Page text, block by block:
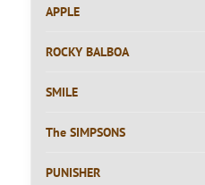
APPLE
ROCKY BALBOA
SMILE
The SIMPSONS
PUNISHER